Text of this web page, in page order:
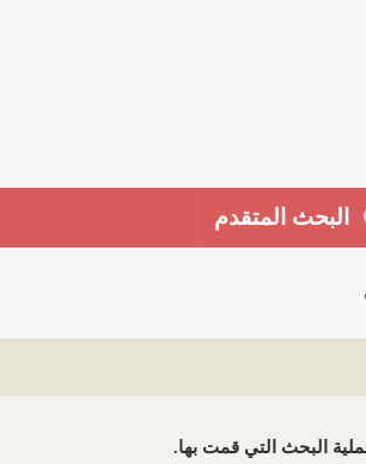
البحث المتقدم
البحث التي قمت بها.